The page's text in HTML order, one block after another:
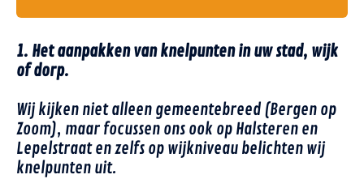
1. Het aanpakken van knelpunten in uw stad, wijk
of dorp.
Wij kijken niet alleen gemeentebreed (Bergen op
Zoom), maar focussen ons ook op Halsteren en
Lepelstraat en zelfs op wijkniveau belichten wij
knelpunten uit.